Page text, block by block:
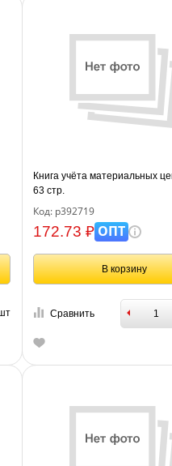
Книга учёта материальных
63 стр.
Код: р392719
172.73 ₽ОПТ
В корзину
Сравнить